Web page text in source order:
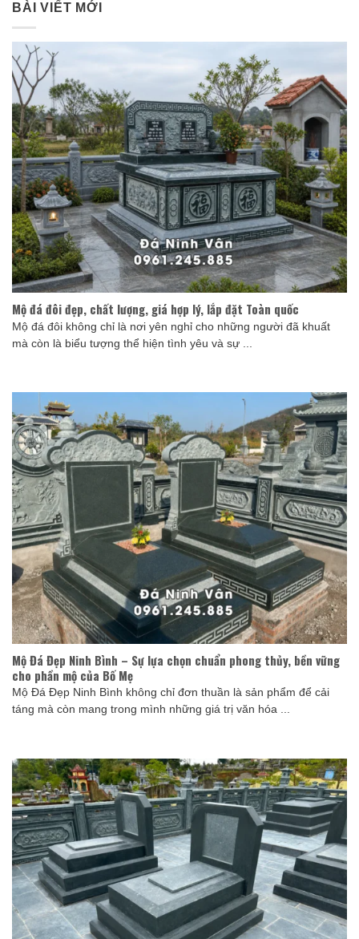
BÀI VIẾT MỚI
Mộ đá đôi đẹp, chất lượng, giá hợp lý, lắp đặt Toàn quốc
Mộ đá đôi không chỉ là nơi yên nghỉ cho những người đã khuất
mà còn là biểu tượng thể hiện tình yêu và sự ...
Mộ Đá Đẹp Ninh Bình – Sự lựa chọn chuẩn phong thủy, bền vững
cho phần mộ của Bố Mẹ
Mộ Đá Đẹp Ninh Bình không chỉ đơn thuần là sản phẩm để cải
táng mà còn mang trong mình những giá trị văn hóa ...